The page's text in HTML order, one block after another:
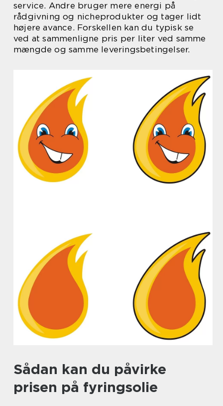
service. Andre bruger mere energi på
rådgivning og nicheprodukter og tager lidt
højere avance. Forskellen kan du typisk se
ved at sammenligne pris per liter ved samme
mængde og samme leveringsbetingelser.
Sådan kan du påvirke
prisen på fyringsolie